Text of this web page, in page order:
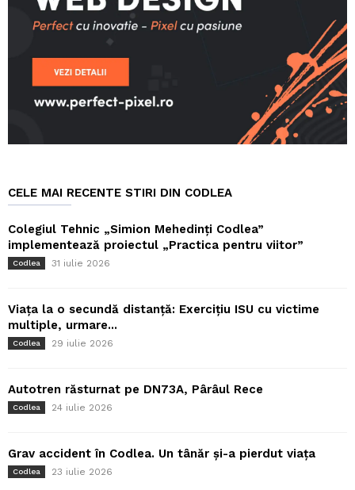
CELE MAI RECENTE STIRI DIN CODLEA
Colegiul Tehnic „Simion Mehedinți Codlea”
implementează proiectul „Practica pentru viitor”
Codlea 31 iulie 2026
Viața la o secundă distanță: Exercițiu ISU cu victime
multiple, urmare...
Codlea 29 iulie 2026
Autotren răsturnat pe DN73A, Pârâul Rece
Codlea 24 iulie 2026
Grav accident în Codlea. Un tânăr și-a pierdut viața
Codlea 23 iulie 2026